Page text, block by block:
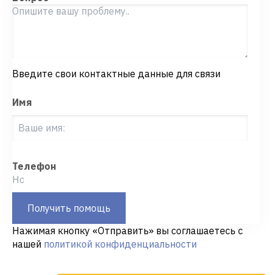
Введите свои контактные данные для связи
Имя
Телефон
Получить помощь
Нажимая кнопку «Отправить» вы соглашаетесь с
нашей политикой конфиденциальности